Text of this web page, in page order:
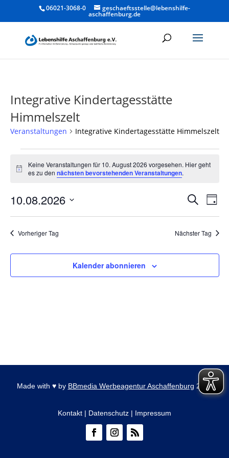
06021-3068-0 geschaeftsstelle@lebenshilfe-
aschaffenburg.de
Integrative Kindertagesstätte
Himmelszelt
Veranstaltungen Integrative Kindertagesstätte Himmelszelt
Veranstaltungen
für
August
2026
Hinweis
Keine Veranstaltungen für 10. August 2026 vorgesehen. Hier geht
es zu dennächsten bevorstehenden Veranstaltungen.
Suche
SucheTag
10.08.2026
Vorheriger Tag Nächster Tag
Kalender abonnieren
Made with ♥by BBmedia Werbeagentur Aschaffenburg 2026
Kontakt | Datenschutz | Impressum